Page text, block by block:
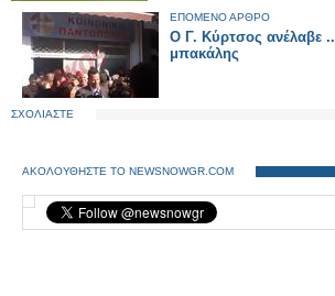
ΕΠΟΜΕΝΟ ΑΡΘΡΟ
Ο Γ. Κύρτσος ανέλαβε ..
μπακάλης
ΣΧΟΛΙΑΣΤΕ
ΑΚΟΛΟΥΘΗΣΤΕ ΤΟ NEWSNOWGR.COM